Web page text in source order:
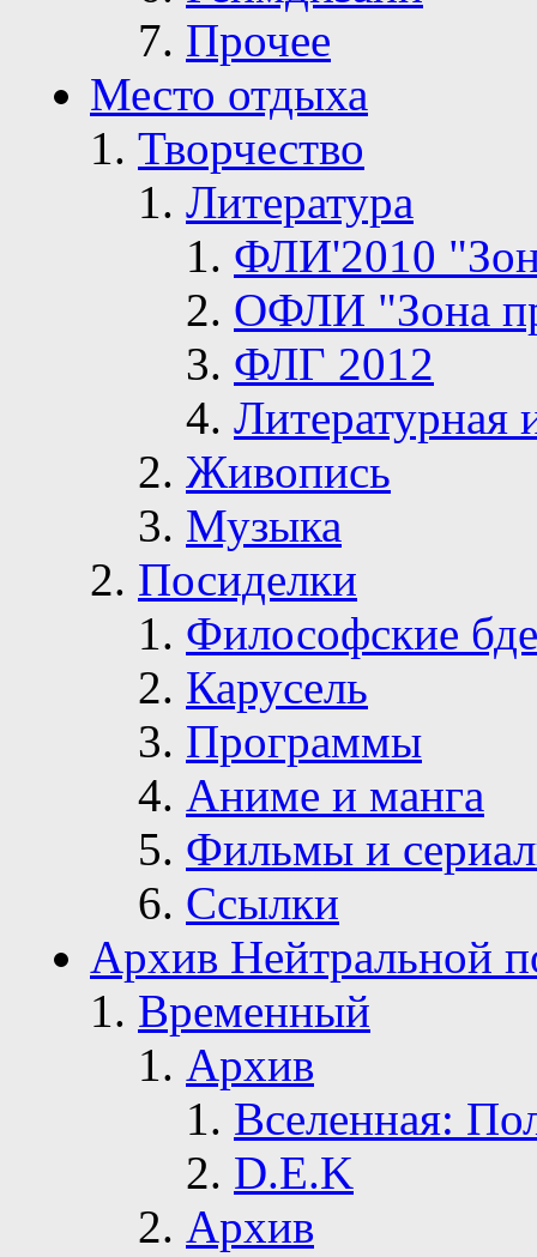
Прочее
Место отдыха
Творчество
Литература
ФЛИ'2010
ОФЛИ "Зона
ФЛГ 2012
Живопись
Музыка
Посиделки
Философские
Карусель
Программы
Аниме и манга
Фильмы и
Ссылки
Архив Нейтральной
Временный
Архив
Вселенная:
D.E.K
Архив